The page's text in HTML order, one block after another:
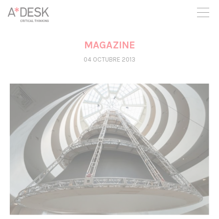
seguim necessitant-te per a poder seguir endavant. Ara pots
participar del projecte i recolzar-lo.
MAGAZINE
04 OCTUBRE 2013